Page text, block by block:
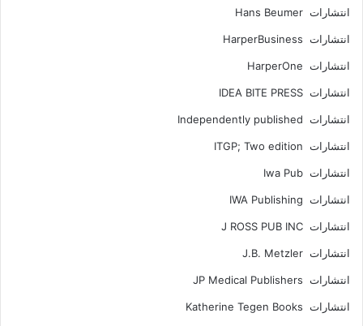
انتشارات Hans Beumer
انتشارات HarperBusiness
انتشارات HarperOne
انتشارات IDEA BITE PRESS
انتشارات Independently published
انتشارات ITGP; Two edition
انتشارات Iwa Pub
انتشارات IWA Publishing
انتشارات J ROSS PUB INC
انتشارات J.B. Metzler
انتشارات JP Medical Publishers
انتشارات Katherine Tegen Books